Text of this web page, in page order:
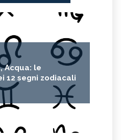
Acqua: le
12 segni zodiacali